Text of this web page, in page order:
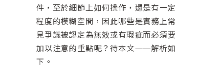
件，至於細節上如何操作，還是有一定
程度的模糊空間，因此哪些是實務上常
見爭議被認定為無效或有瑕疵而必須要
加以注意的重點呢？待本文一一解析如
下。